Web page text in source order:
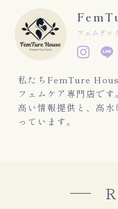
フェムテッ
私たちFemTure
フェムケア専門店で
高い情報提供と、高
っています。